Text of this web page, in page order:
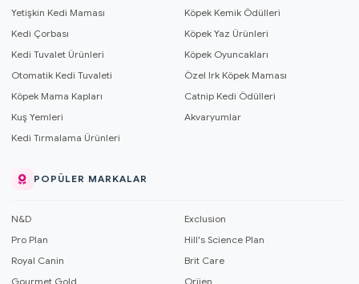
Yetişkin Kedi Maması
Köpek Kemik Ödülleri
Kedi Çorbası
Köpek Yaz Ürünleri
Kedi Tuvalet Ürünleri
Köpek Oyuncakları
Otomatik Kedi Tuvaleti
Özel Irk Köpek Maması
Köpek Mama Kapları
Catnip Kedi Ödülleri
Kuş Yemleri
Akvaryumlar
Kedi Tırmalama Ürünleri
POPÜLER MARKALAR
N&D
Exclusion
Pro Plan
Hill's Science Plan
Royal Canin
Brit Care
Gourmet Gold
Orijen